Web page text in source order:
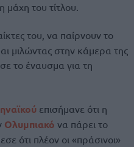
μάχη του τίτλου.
του, να παίρνουν το
μιλώντας στην κάμερα της
το έναυσμα για τη
επισήμανε ότι η
Ολυμπιακό να πάρει το
ότι πλέον οι «πράσινοι»